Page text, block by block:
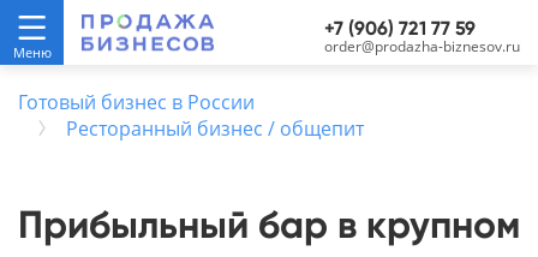
+7 (906) 721 77 59
order@prodazha-biznesov.ru
Готовый бизнес в России
Ресторанный бизнес / общепит
Прибыльный бар в крупном